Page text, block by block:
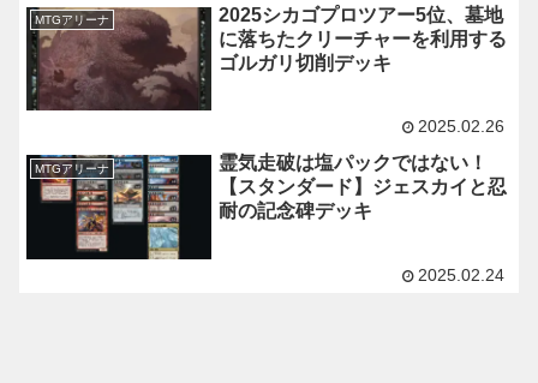
MTGアリーナ
2025シカゴプロツアー5位、墓地
に落ちたクリーチャーを利用する
ゴルガリ切削デッキ
2025.02.26
MTGアリーナ
霊気走破は塩パックではない！
【スタンダード】ジェスカイと忍
耐の記念碑デッキ
2025.02.24